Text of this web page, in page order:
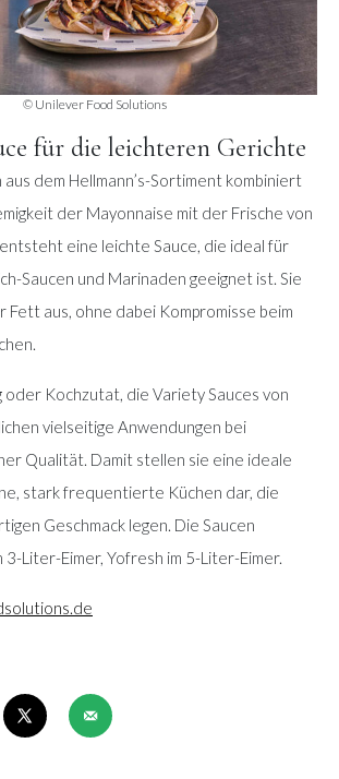
© Unilever Food Solutions
für die leichteren Gerichte
dem Hellmann’s-Sortiment kombiniert
der Mayonnaise mit der Frische von
eine leichte Sauce, die ideal für
Saucen und Marinaden geeignet ist. Sie
Fett aus, ohne dabei Kompromisse beim
oder Kochzutat, die Variety Sauces von
vielseitige Anwendungen bei
Qualität. Damit stellen sie eine ideale
stark frequentierte Küchen dar, die
Geschmack legen. Die Saucen
3-Liter-Eimer, Yofresh im 5-Liter-Eimer.